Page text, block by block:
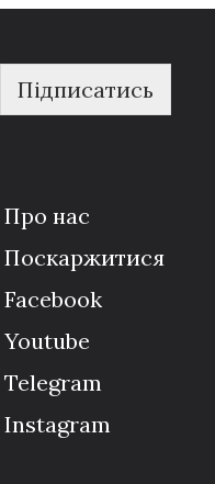
Підписатись
Про нас
Поскаржитися
Facebook
Youtube
Telegram
Instagram